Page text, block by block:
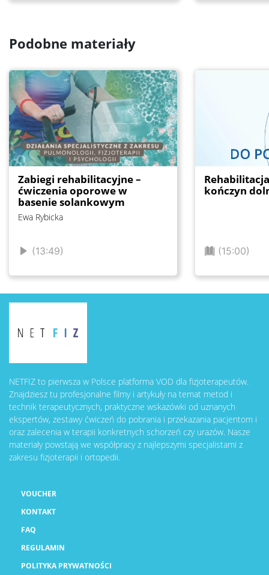
Podobne materiały
Zabiegi rehabilitacyjne –
ćwiczenia oporowe w
basenie solankowym
Ewa Rybicka
(13:49)
kończyn
(15:00)
NETFIZ to pierwsza w Polsce platforma VOD dla fizjoterapeutów.
Znajdziesz tu profesjonalne filmy i artykuły na temat metod i
technik terapeutycznych, praktyczne wskazówki od uznanych
ekspertów, zestawy ćwiczeń do pobrania i przekazania pacjentom i
oraz zalecenia w terapii konkretnych schorzeń czy urazów. Nasze
materiały powstają we współpracy z najlepszymi specjalistami z
zakresu fizjoterapii i ortopedii.
VOUCHER
KONTAKT
FAQ
REGULAMIN
POLITYKA PRYWATNOŚCI